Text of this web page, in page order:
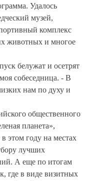
Удалось
музей,
комплекс
животных и многое
белужат и осетрят
собеседница. - В
нам по духу и
общественного
планета»,
этом году на местах
лучших
А еще по итогам
где в виде визитных